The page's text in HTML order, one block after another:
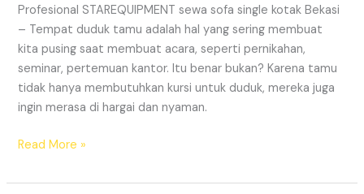
Profesional STAREQUIPMENT sewa sofa single kotak Bekasi
– Tempat duduk tamu adalah hal yang sering membuat
kita pusing saat membuat acara, seperti pernikahan,
seminar, pertemuan kantor. Itu benar bukan? Karena tamu
tidak hanya membutuhkan kursi untuk duduk, mereka juga
ingin merasa di hargai dan nyaman.
SEWA
SINGLE
Read More »